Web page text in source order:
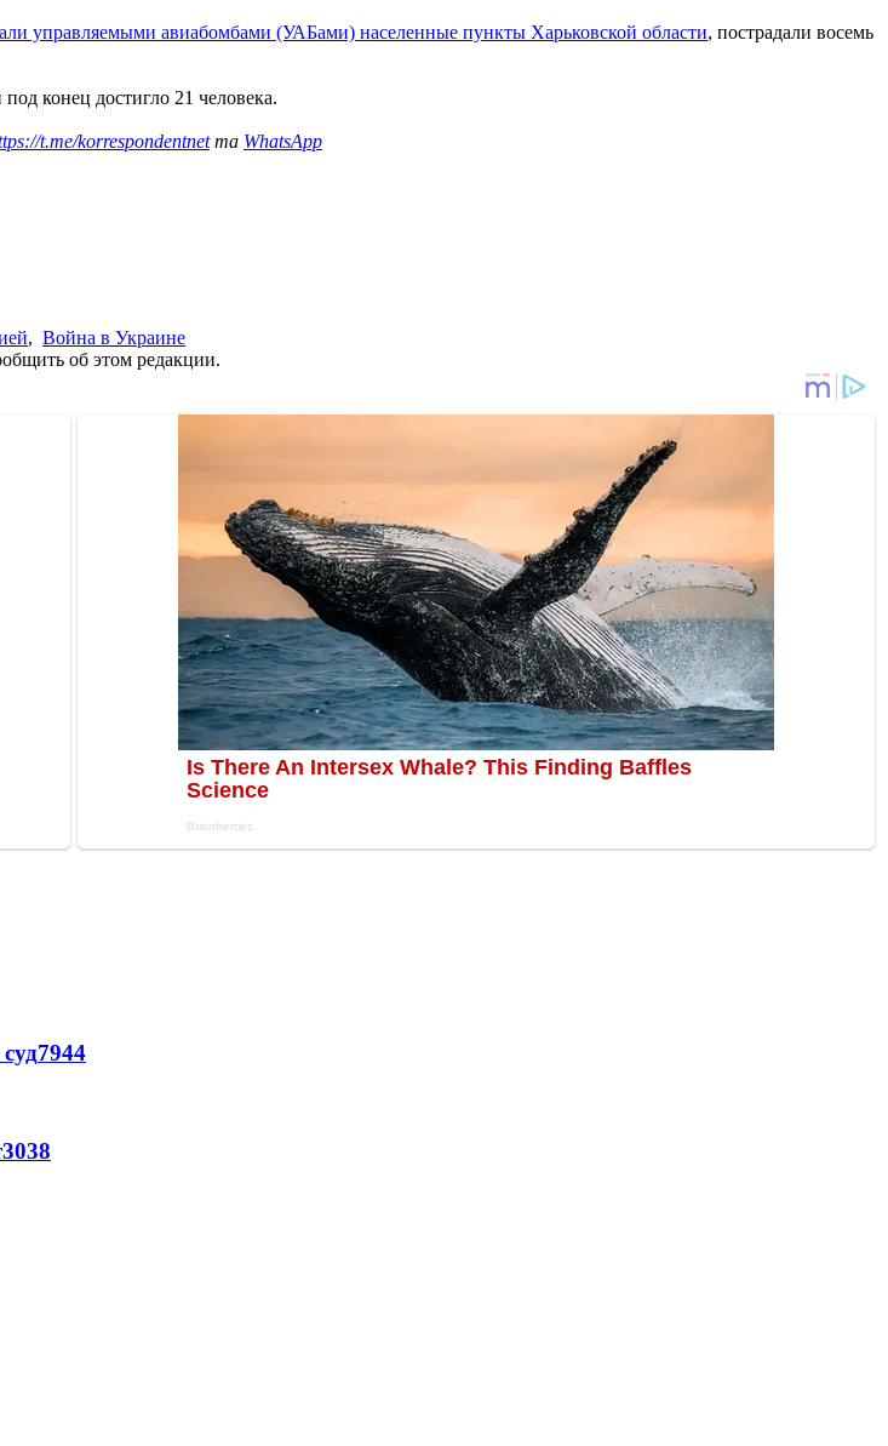
управляемыми авиабомбами (УАБами) населенные пункты Харьковской области, пострадали восемь
конец достигло 21 человека.
t.me/korrespondentnetта WhatsApp
, Война в Украине
об этом редакции.
7944
3038